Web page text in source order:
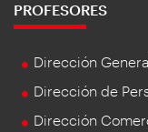
PROFESORES
Dirección
Dirección de
Dirección